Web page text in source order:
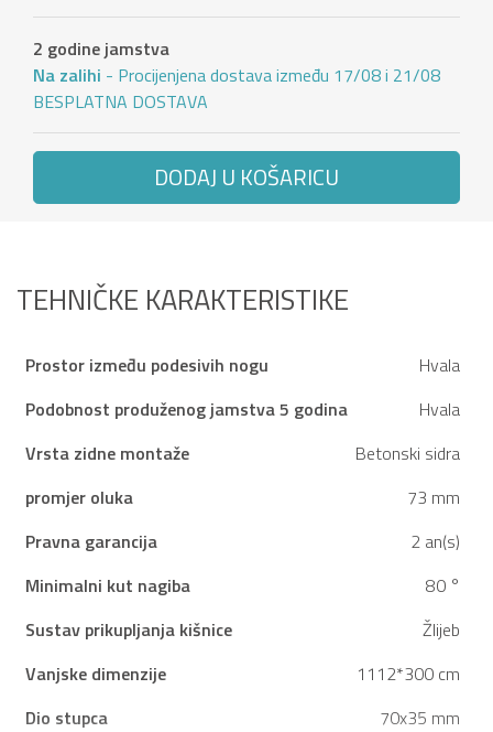
2 godine jamstva
Na zalihi - Procijenjena dostava između 17/08 i 21/08
BESPLATNA DOSTAVA
DODAJ U KOŠARICU
TEHNIČKE KARAKTERISTIKE
Prostor između podesivih nogu
Hvala
Podobnost produženog jamstva 5 godina
Hvala
Vrsta zidne montaže
Betonski sidra
promjer oluka
73 mm
Pravna garancija
2 an(s)
Minimalni kut nagiba
80 °
Sustav prikupljanja kišnice
Žlijeb
Vanjske dimenzije
1112*300 cm
Dio stupca
70x35 mm